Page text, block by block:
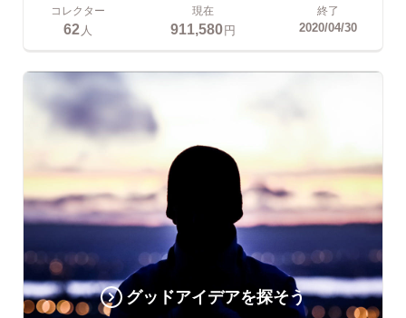
コレクター
62 人
現在
911,580円
終了
2020/04/30
グッドアイデアを探そう